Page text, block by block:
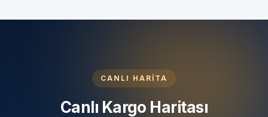
CANLI HARİTA
Canlı Kargo Haritası